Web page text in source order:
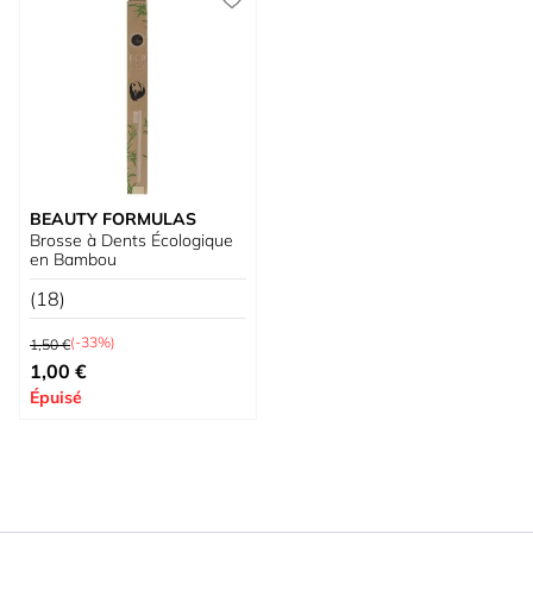
BEAUTY FORMULAS
Brosse à Dents Écologique
en Bambou
(18)
Prix normal
1,50 €(-33%)
Prix spécial
1,00 €
Épuisé